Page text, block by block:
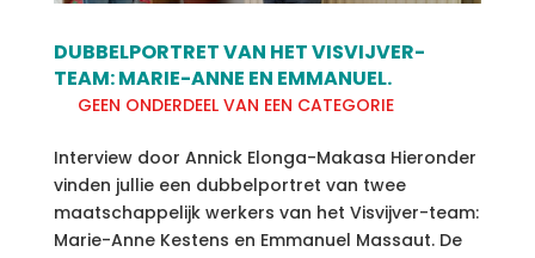
DUBBELPORTRET VAN HET VISVIJVER-
TEAM: MARIE-ANNE EN EMMANUEL.
GEEN ONDERDEEL VAN EEN CATEGORIE
Interview door Annick Elonga-Makasa Hieronder
vinden jullie een dubbelportret van twee
maatschappelijk werkers van het Visvijver-team:
Marie-Anne Kestens en Emmanuel Massaut. De